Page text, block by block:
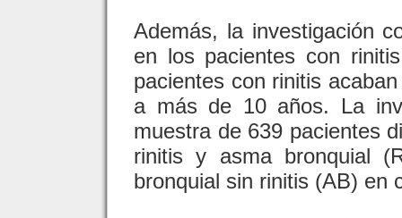
Además, la investigación
en los pacientes con
pacientes con rinitis
a más de 10 años. La
muestra de 639 pacientes
rinitis y asma bronquial
bronquial sin rinitis (AB) en